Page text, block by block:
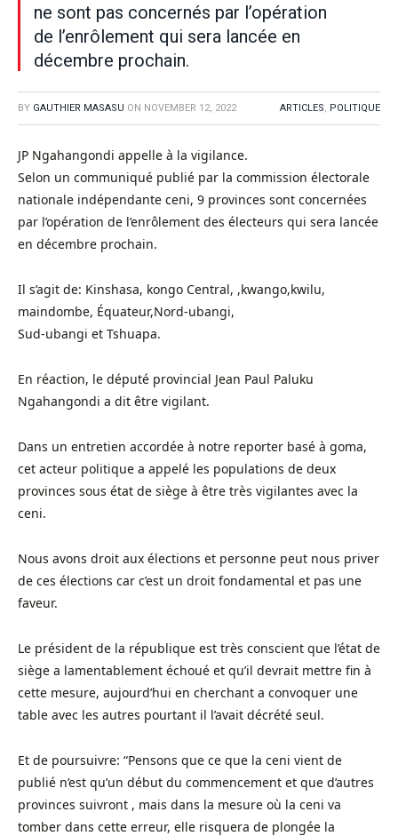
ne sont pas concernés par l’opération
de l’enrôlement qui sera lancée en
décembre prochain.
BY GAUTHIER MASASU ON NOVEMBER 12, 2022 ARTICLES, POLITIQUE
JP Ngahangondi appelle à la vigilance.
Selon un communiqué publié par la commission électorale
nationale indépendante ceni, 9 provinces sont concernées
par l’opération de l’enrôlement des électeurs qui sera lancée
en décembre prochain.
Il s’agit de: Kinshasa, kongo Central, ,kwango,kwilu,
maindombe, Équateur,Nord-ubangi,
Sud-ubangi et Tshuapa.
En réaction, le député provincial Jean Paul Paluku
Ngahangondi a dit être vigilant.
Dans un entretien accordée à notre reporter basé à goma,
cet acteur politique a appelé les populations de deux
provinces sous état de siège à être très vigilantes avec la
ceni.
Nous avons droit aux élections et personne peut nous priver
de ces élections car c’est un droit fondamental et pas une
faveur.
Le président de la république est très conscient que l’état de
siège a lamentablement échoué et qu’il devrait mettre fin à
cette mesure, aujourd’hui en cherchant a convoquer une
table avec les autres pourtant il l’avait décrété seul.
Et de poursuivre: “Pensons que ce que la ceni vient de
publié n’est qu’un début du commencement et que d’autres
provinces suivront , mais dans la mesure où la ceni va
tomber dans cette erreur, elle risquera de plongée la